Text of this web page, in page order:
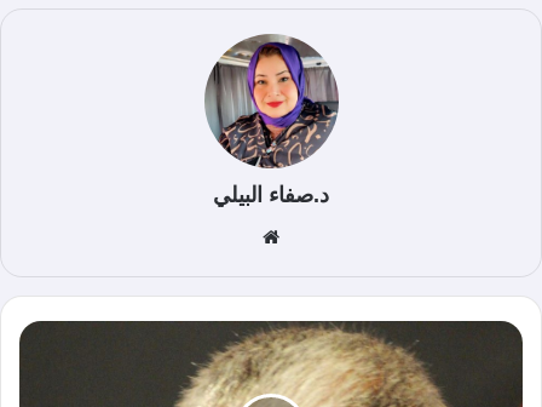
د.صفاء البيلي
الوي
ب